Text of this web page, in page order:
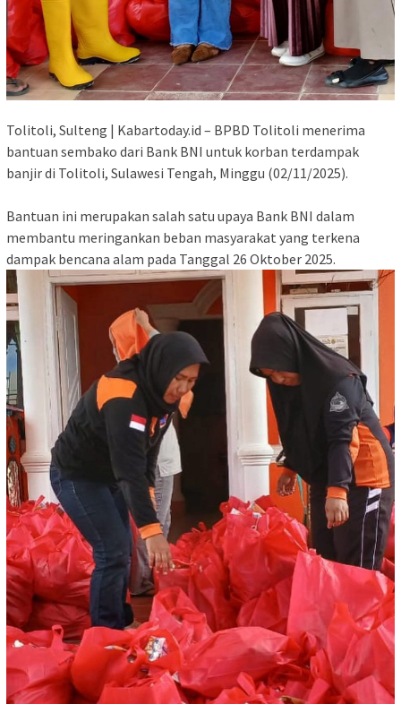
Tolitoli, Sulteng | Kabartoday.id – BPBD Tolitoli menerima
bantuan sembako dari Bank BNI untuk korban terdampak
banjir di Tolitoli, Sulawesi Tengah, Minggu (02/11/2025).
Bantuan ini merupakan salah satu upaya Bank BNI dalam
membantu meringankan beban masyarakat yang terkena
dampak bencana alam pada Tanggal 26 Oktober 2025.